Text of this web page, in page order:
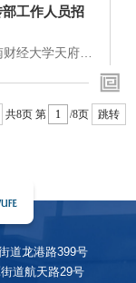
智能艾灸仪等
能与质量。依
编写技术文
工作人员招
经大学天府学
院党委宣传部
位名称主要职责
学校官方新媒
共8页 第 /8页 跳转
道龙港路399号
道航天路29号